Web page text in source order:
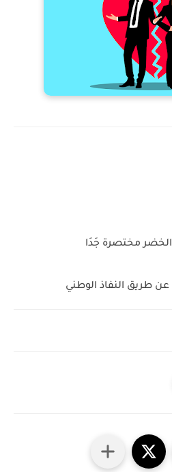
مختصرة جَدَا
طريق النفاذ الوطني